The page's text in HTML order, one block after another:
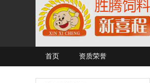
首页 资质荣誉